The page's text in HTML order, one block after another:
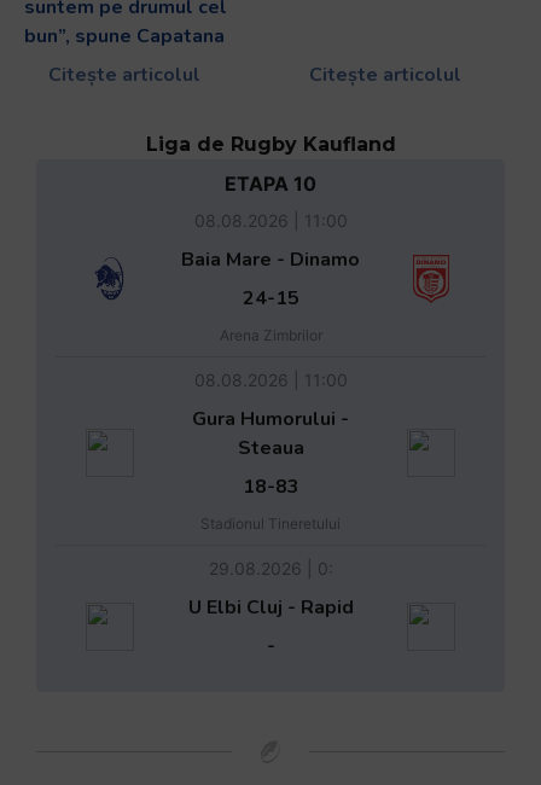
suntem pe drumul cel
bun”, spune Capatana
Citește articolul
Citește articolul
Liga de Rugby Kaufland
ETAPA 10
08.08.2026 | 11:00
Baia Mare - Dinamo
24-15
Arena Zimbrilor
08.08.2026 | 11:00
Gura Humorului -
Steaua
18-83
Stadionul Tineretului
29.08.2026 | 0:
U Elbi Cluj - Rapid
-